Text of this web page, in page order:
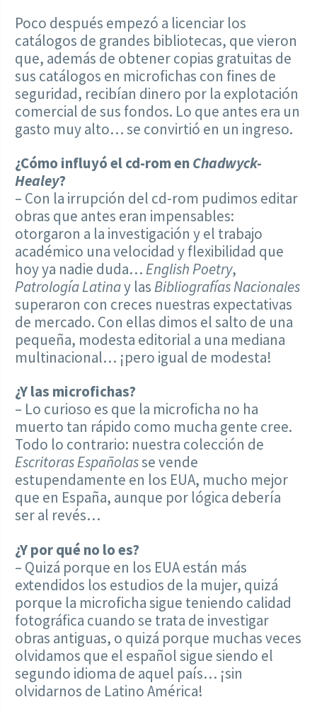
Poco después empezó a licenciar los
catálogos de grandes bibliotecas, que vieron
que, además de obtener copias gratuitas de
sus catálogos en microfichas con fines de
seguridad, recibían dinero por la explotación
comercial de sus fondos. Lo que antes era un
gasto muy alto… se convirtió en un ingreso.
¿Cómo influyó el cd-rom enChadwyck-
Healey?
– Con la irrupción del cd-rom pudimos editar
obras que antes eran impensables:
otorgaron a la investigación y el trabajo
académico una velocidad y flexibilidad que
hoy ya nadie duda…English Poetry,
Patrología Latinay lasBibliografías Nacionales
superaron con creces nuestras expectativas
de mercado. Con ellas dimos el salto de una
pequeña, modesta editorial a una mediana
multinacional… ¡pero igual de modesta!
¿Y las microfichas?
– Lo curioso es que la microficha no ha
muerto tan rápido como mucha gente cree.
Todo lo contrario: nuestra colección de
Escritoras Españolasse vende
estupendamente en los EUA, mucho mejor
que en España, aunque por lógica debería
ser al revés…
¿Y por qué no lo es?
– Quizá porque en los EUA están más
extendidos los estudios de la mujer, quizá
porque la microficha sigue teniendo calidad
fotográfica cuando se trata de investigar
obras antiguas, o quizá porque muchas veces
olvidamos que el español sigue siendo el
segundo idioma de aquel país… ¡sin
olvidarnos de Latino América!